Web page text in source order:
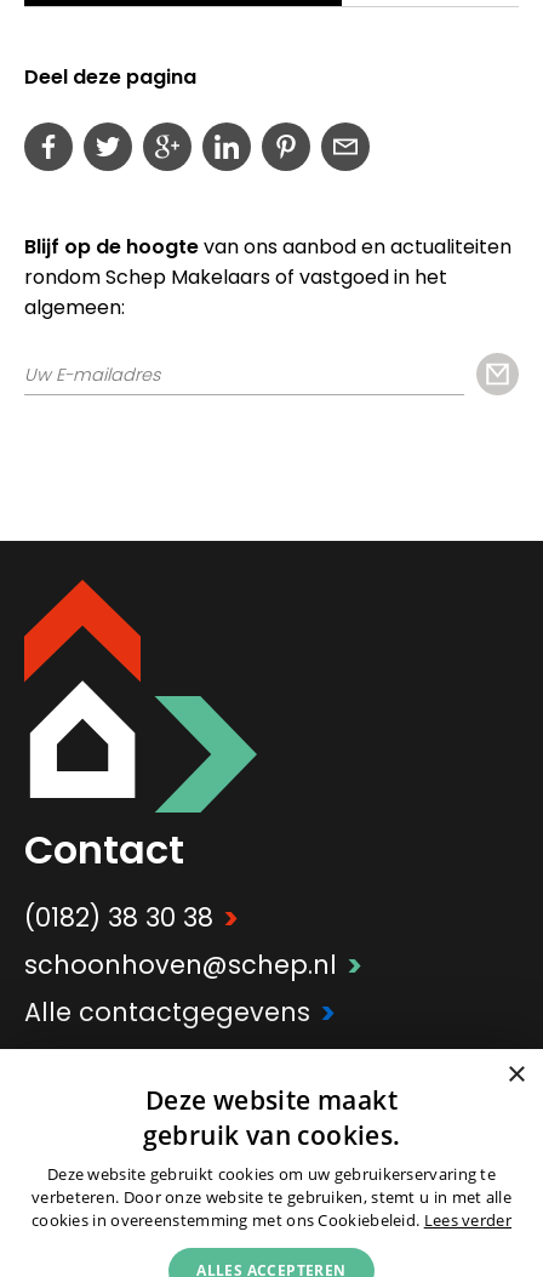
Deel deze pagina
Blijf op de hoogtevan ons aanbod en actualiteiten
rondom Schep Makelaars of vastgoed in het
algemeen:
Contact
(0182) 38 30 38 >
schoonhoven@schep.nl >
Alle contactgegevens >
Onderdeel vanSchep Groep
×
Deze website maakt
gebruik van cookies.
Deze website gebruikt cookies om uw gebruikerservaring te
verbeteren. Door onze website te gebruiken, stemt u in met alle
cookies in overeenstemming met ons Cookiebeleid. Lees verder
ALLES ACCEPTEREN